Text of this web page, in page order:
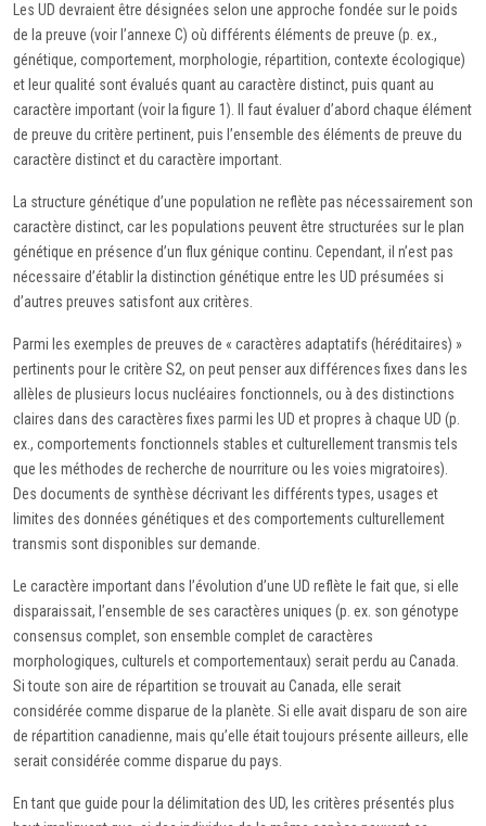
Les UD devraient être désignées selon une approche fondée sur le poids
de la preuve (voir l’annexe C) où différents éléments de preuve (p. ex.,
génétique, comportement, morphologie, répartition, contexte écologique)
et leur qualité sont évalués quant au caractère distinct, puis quant au
caractère important (voir la figure 1). Il faut évaluer d’abord chaque élément
de preuve du critère pertinent, puis l’ensemble des éléments de preuve du
caractère distinct et du caractère important.
La structure génétique d’une population ne reflète pas nécessairement son
caractère distinct, car les populations peuvent être structurées sur le plan
génétique en présence d’un flux génique continu. Cependant, il n’est pas
nécessaire d’établir la distinction génétique entre les UD présumées si
d’autres preuves satisfont aux critères.
Parmi les exemples de preuves de « caractères adaptatifs (héréditaires) »
pertinents pour le critère S2, on peut penser aux différences fixes dans les
allèles de plusieurs locus nucléaires fonctionnels, ou à des distinctions
claires dans des caractères fixes parmi les UD et propres à chaque UD (p.
ex., comportements fonctionnels stables et culturellement transmis tels
que les méthodes de recherche de nourriture ou les voies migratoires).
Des documents de synthèse décrivant les différents types, usages et
limites des données génétiques et des comportements culturellement
transmis sont disponibles sur demande.
Le caractère important dans l’évolution d’une UD reflète le fait que, si elle
disparaissait, l’ensemble de ses caractères uniques (p. ex. son génotype
consensus complet, son ensemble complet de caractères
morphologiques, culturels et comportementaux) serait perdu au Canada.
Si toute son aire de répartition se trouvait au Canada, elle serait
considérée comme disparue de la planète. Si elle avait disparu de son aire
de répartition canadienne, mais qu’elle était toujours présente ailleurs, elle
serait considérée comme disparue du pays.
En tant que guide pour la délimitation des UD, les critères présentés plus